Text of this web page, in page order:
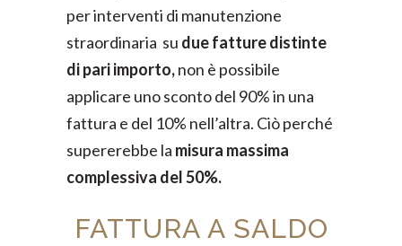
per interventi di manutenzione
straordinaria su due fatture distinte
di pari importo,non è possibile
applicare uno sconto del 90% in una
fattura e del 10% nell’altra. Ciò perché
supererebbe la misura massima
complessiva del 50%.
FATTURA A SALDO